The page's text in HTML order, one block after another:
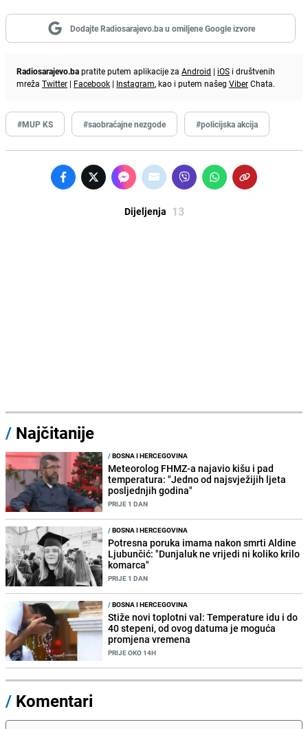
Dodajte Radiosarajevo.ba u omiljene Google izvore
Radiosarajevo.bapratite putem aplikacije za Android | iOS i društvenih
mreža Twitter | Facebook | Instagram, kao i putem našeg ViberChata.
#MUP KS #saobraćajne nezgode #policijska akcija
Dijeljenja 13
/ Najčitanije
/BOSNA I HERCEGOVINA
Meteorolog FHMZ-a najavio kišu i pad
temperatura: "Jedno od najsvježijih ljeta
posljednjih godina"
PRIJE 1 DAN
/BOSNA I HERCEGOVINA
Potresna poruka imama nakon smrti Aldine
Ljubunčić: "Dunjaluk ne vrijedi ni koliko krilo
komarca"
PRIJE 1 DAN
/BOSNA I HERCEGOVINA
Stiže novi toplotni val: Temperature idu i do
40 stepeni, od ovog datuma je moguća
promjena vremena
PRIJE OKO 14H
/ Komentari